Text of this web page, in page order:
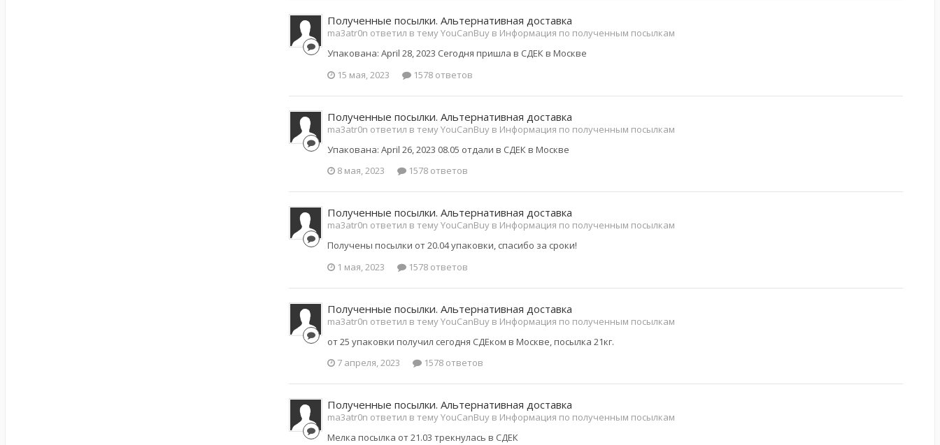
Полученные посылки. Альтернативная доставка
ma3atr0n ответил в тему YouCanBuy в Информация по полученным посылкам
Упакована: April 28, 2023 Сегодня пришла в СДЕК в Москве
15 мая, 2023
1578 ответов
Полученные посылки. Альтернативная доставка
ma3atr0n ответил в тему YouCanBuy в Информация по полученным посылкам
Упакована: April 26, 2023 08.05 отдали в СДЕК в Москве
8 мая, 2023
1578 ответов
Полученные посылки. Альтернативная доставка
ma3atr0n ответил в тему YouCanBuy в Информация по полученным посылкам
Получены посылки от 20.04 упаковки, спасибо за сроки!
1 мая, 2023
1578 ответов
Полученные посылки. Альтернативная доставка
ma3atr0n ответил в тему YouCanBuy в Информация по полученным посылкам
от 25 упаковки получил сегодня СДЕком в Москве, посылка 21кг.
7 апреля, 2023
1578 ответов
Полученные посылки. Альтернативная доставка
ma3atr0n ответил в тему YouCanBuy в Информация по полученным посылкам
Мелка посылка от 21.03 трекнулась в СДЕК